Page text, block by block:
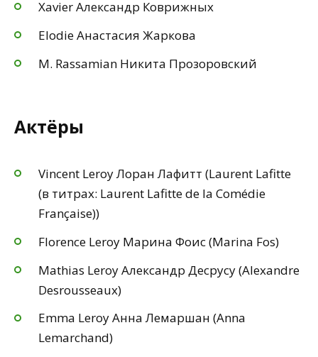
Xavier Александр Коврижных
Elodie Анастасия Жаркова
M. Rassamian Никита Прозоровский
Актёры
Vincent Leroy Лоран Лафитт (Laurent Lafitte
(в титрах: Laurent Lafitte de la Comédie
Française))
Florence Leroy Марина Фоис (Marina Fos)
Mathias Leroy Александр Десрусу (Alexandre
Desrousseaux)
Emma Leroy Анна Лемаршан (Anna
Lemarchand)